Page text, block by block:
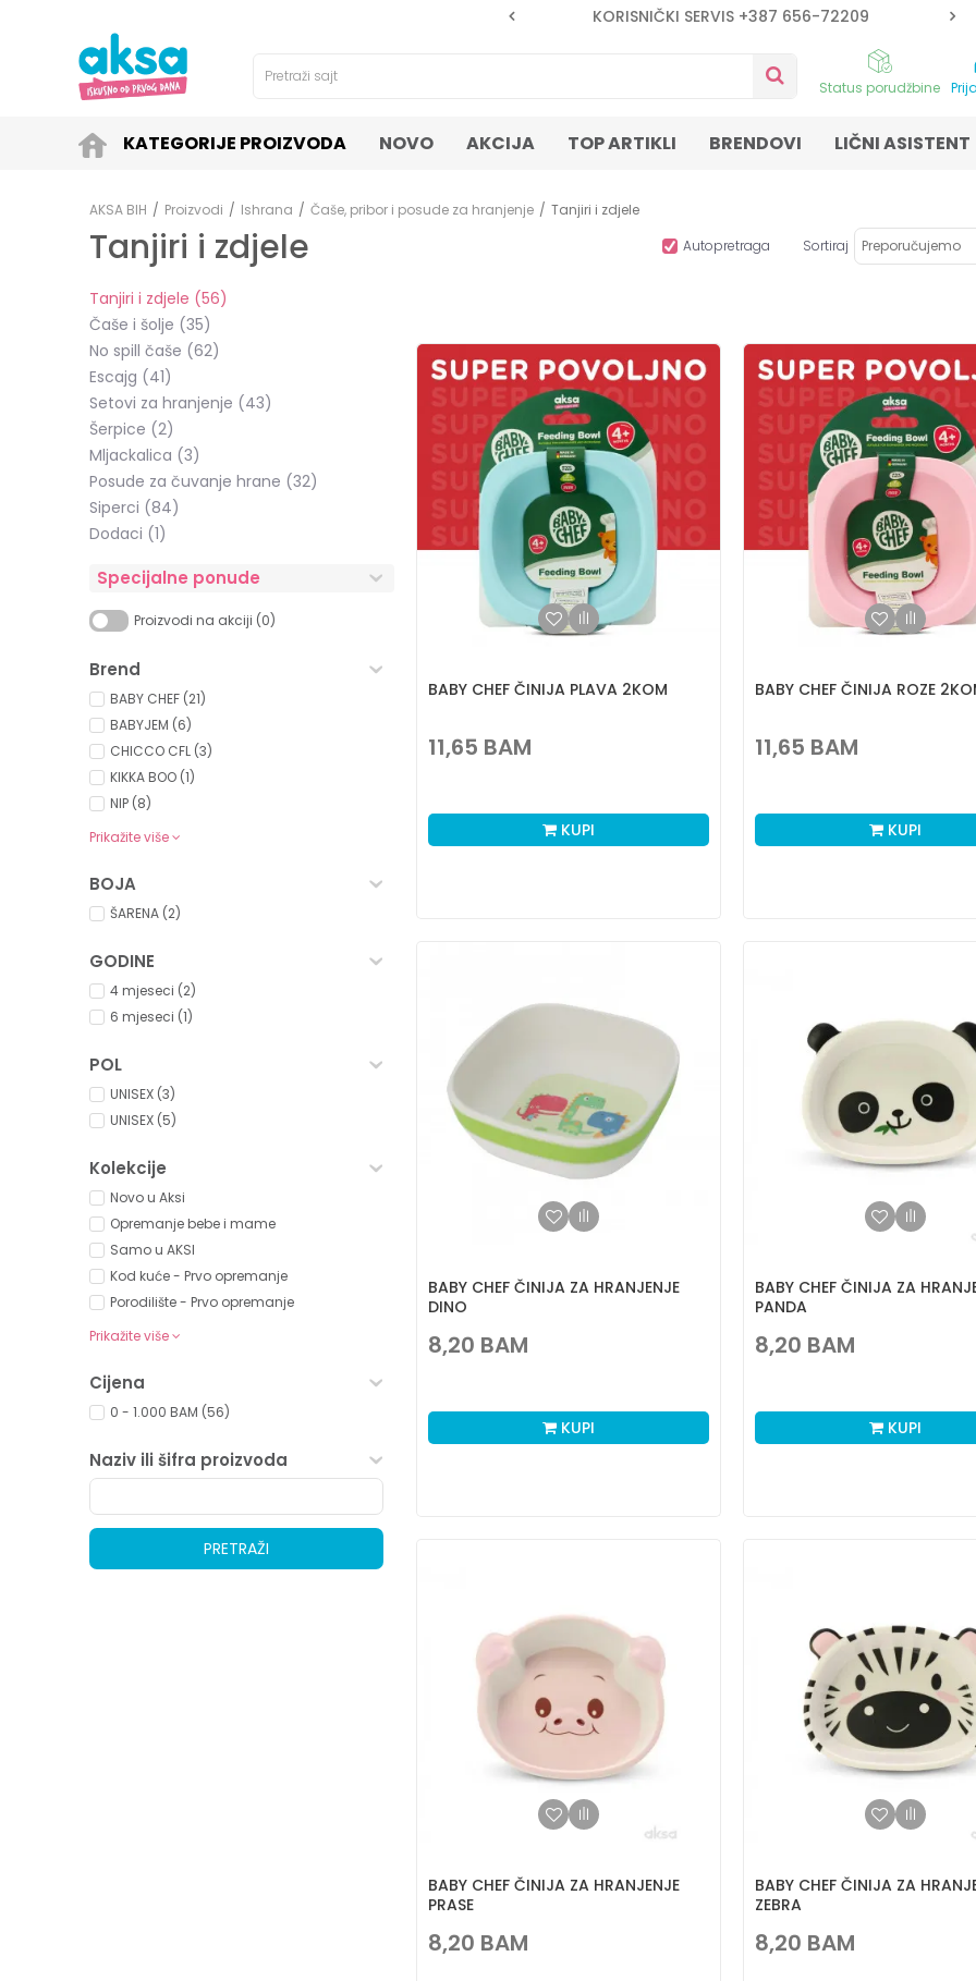
KORISNIČKI SERVIS +387 656-72209
Pretraži sajt
Status porudžbine
KATEGORIJE PROIZVODA NOVO AKCIJA TOP ARTIKLI BRENDOVI LIČNI ASISTENT
AKSA BIH Proizvodi Ishrana Čaše, pribor i posude za hranjenje Tanjiri i zdjele
Tanjiri i zdjele Autopretraga Sortiraj
Tanjiri i zdjele (56)
Čaše i šolje (35)
No spill čaše (62)
Escajg (41)
Setovi za hranjenje (43)
Šerpice (2)
Mljackalica (3)
Posude za čuvanje hrane (32)
Siperci (84)
Dodaci (1)
Specijalne ponude
Proizvodi na akciji (0)
Brend
BABY CHEF (21)
BABYJEM (6)
CHICCO CFL (3)
KIKKA BOO (1)
NIP (8)
Prikažite više
BOJA
ŠARENA (2)
GODINE
4 mjeseci (2)
6 mjeseci (1)
POL
UNISEX (3)
UNISEX (5)
Kolekcije
Novo u Aksi
Opremanje bebe i mame
Samo u AKSI
Kod kuće - Prvo opremanje
Porodilište - Prvo opremanje
Prikažite više
Cijena
0 - 1.000 BAM (56)
Naziv ili šifra proizvoda
PRETRAŽI
BABY CHEF ČINIJA PLAVA 2KOM
11,65 BAM
KUPI
BABY CHEF ČINIJA ROZE
11,65 BAM
KUPI
BABY CHEF ČINIJA ZA HRANJENJE
DINO
8,20 BAM
KUPI
BABY CHEF ČINIJA ZA
PANDA
8,20 BAM
KUPI
BABY CHEF ČINIJA ZA HRANJENJE
PRASE
8,20 BAM
BABY CHEF ČINIJA ZA
ZEBRA
8,20 BAM